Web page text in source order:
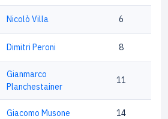
Nicolò Villa 6
Dimitri Peroni 8
Gianmarco
Planchestainer
11
Giacomo Musone 14